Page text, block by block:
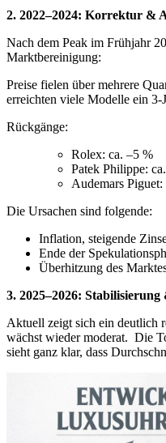
2. 2022–2024: Korrektur &
Nach dem Peak im Frühjahr
Marktbereinigung:
Preise fielen über mehrere
erreichten viele Modelle ein 3-
Rückgänge:
Rolex: ca. –5 %
Patek Philippe:
Audemars
Die Ursachen sind folgende:
Inflation, steigende
Ende der
Überhitzung des
3. 2025–2026:
Aktuell zeigt sich ein deutlich
wächst wieder moderat. Die
sieht ganz klar, dass